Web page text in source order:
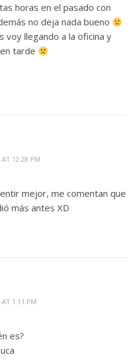
horas en el pasado con
no deja nada bueno
voy llegando a la oficina y
tarde
AT 12:28 PM
mejor, me comentan que
más antes XD
AT 1:11 PM
es?